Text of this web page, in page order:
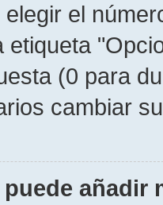
el
etiqueta
(0 para
cambiar
añadir